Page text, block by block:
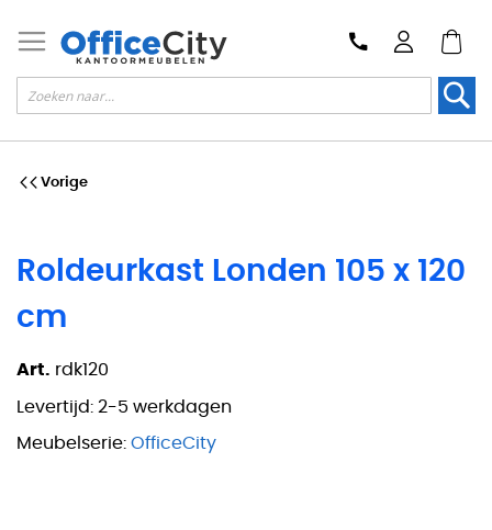
Roldeurkast Londen 105 x 120
cm
Art. rdk120
Levertijd: 2-5 werkdagen
Meubelserie: OfficeCity
Vorige